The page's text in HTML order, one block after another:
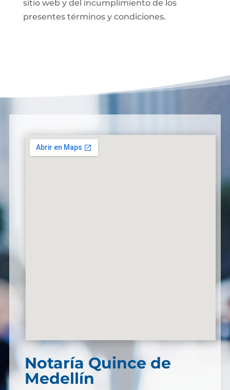
sitio web y del incumplimiento de los
presentes términos y condiciones.
Notaría Quince de
Medellín